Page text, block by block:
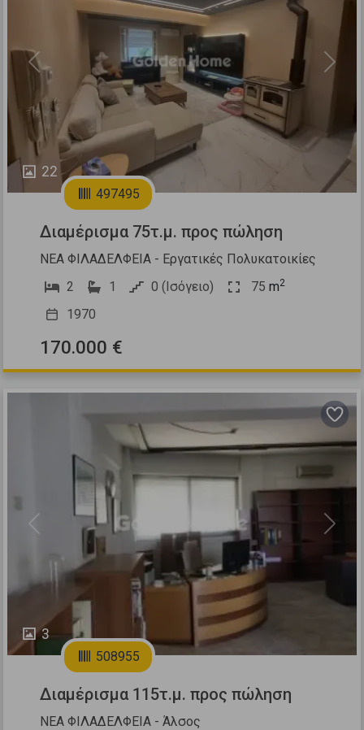
22
Previous Next
497495
Διαμέρισμα 75τ.μ. προς πώληση
ΝΕΑ ΦΙΛΑΔΕΛΦΕΙΑ - Εργατικές Πολυκατοικίες
2
1 0 (Ισόγειο) 75 m2
1970
170.000 €
3
Previous Next
508955
Διαμέρισμα 115τ.μ. προς πώληση
ΝΕΑ ΦΙΛΑΔΕΛΦΕΙΑ - Άλσος